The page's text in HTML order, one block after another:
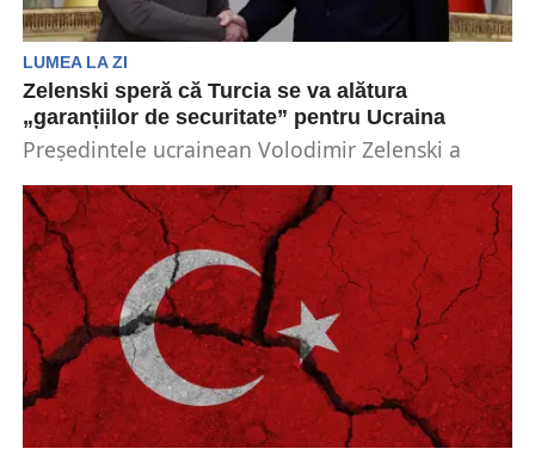
LUMEA LA ZI
Zelenski speră că Turcia se va alătura
„garanțiilor de securitate” pentru Ucraina
Președintele ucrainean Volodimir Zelenski a
speră să primească...